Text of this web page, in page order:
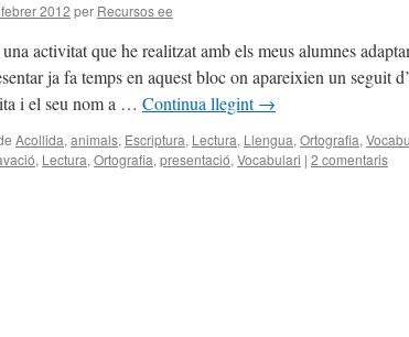
2012 per Recursos ee
activitat que he realitzat amb els meus alumnes
ja fa temps en aquest bloc on apareixien un seguit
i el seu nom a … Continua llegint→
Acollida, animals, Escriptura, Lectura, Llengua, Ortografia,
, Lectura, Ortografia, presentació, Vocabulari | 2 comentaris